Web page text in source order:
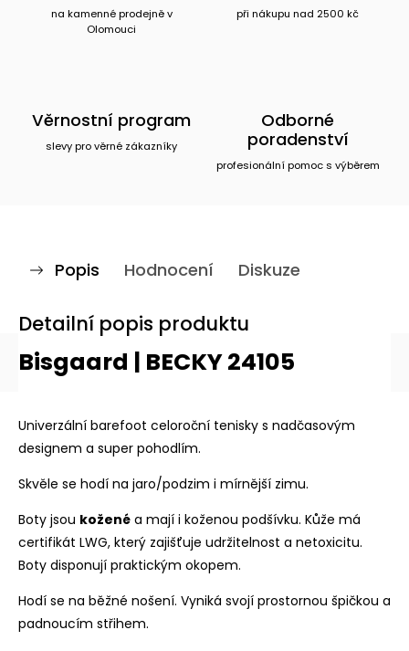
na kamenné prodejně v
Olomouci
při nákupu nad 2500 kč
Věrnostní program
slevy pro věrné zákazníky
Odborné
poradenství
profesionální pomoc s výběrem
Popis Hodnocení Diskuze
Detailní popis produktu
Bisgaard | BECKY 24105
Univerzální barefoot celoroční tenisky s nadčasovým
designem a super pohodlím.
Skvěle se hodí na jaro/podzim i mírnější zimu.
Boty jsou kožené a mají i koženou podšívku. Kůže má
certifikát LWG, který zajišťuje udržitelnost a netoxicitu.
Boty disponují praktickým okopem.
Hodí se na běžné nošení. Vyniká svojí prostornou špičkou a
padnoucím střihem.